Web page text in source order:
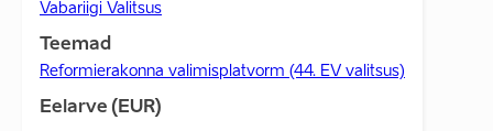
Vabariigi Valitsus
Teemad
Reformierakonna valimisplatvorm (44. EV valitsus)
Eelarve (EUR)